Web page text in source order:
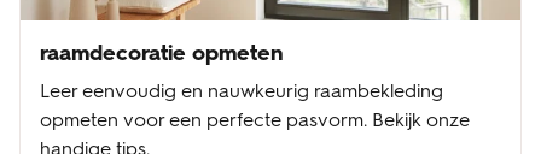
raamdecoratie opmeten
Leer eenvoudig en nauwkeurig raambekleding
opmeten voor een perfecte pasvorm. Bekijk onze
handige tips.